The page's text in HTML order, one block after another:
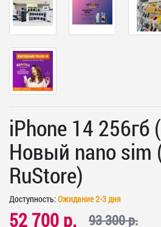
iPhone 14 256гб
Новый nano sim
RuStore)
Доступность:Ожидание 2-3 дня
52 700 р. 93 300 р.